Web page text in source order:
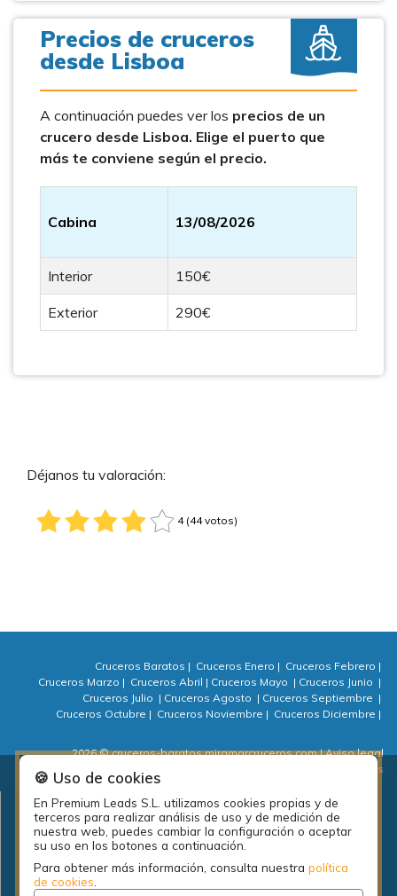
Precios de cruceros
desde Lisboa
A continuación puedes ver los precios de un
crucero desde Lisboa. Elige el puerto que
más te conviene según el precio.
Cabina 13/08/2026
Interior 150€
Exterior 290€
Déjanos tu valoración:
4 (44 votos)
Cruceros Baratos | Cruceros Enero | Cruceros Febrero |
Cruceros Marzo | Cruceros Abril | Cruceros Mayo | Cruceros Junio |
Cruceros Julio | Cruceros Agosto | Cruceros Septiembre |
Cruceros Octubre | Cruceros Noviembre | Cruceros Diciembre |
2026 © cruceros-baratos.miramarcruceros.com | Aviso legal
| Política de privacidad
| ⚙ Cookies
Plan de empleo local de la diputación de A Coruña: PEL Emprende
actividades 2018.
🍪 Uso de cookies
En Premium Leads S.L. utilizamos cookies propias y de
terceros para realizar análisis de uso y de medición de
nuestra web, puedes cambiar la configuración o aceptar
su uso en los botones a continuación.
Para obtener más información, consulta nuestrapolítica
de cookies